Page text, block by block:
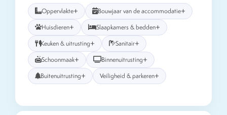
Oppervlakte+ Bouwjaar van de accommodatie+
Huisdieren+ Slaapkamers & bedden+
Keuken & uitrusting+ Sanitair+
Schoonmaak+ Binnenuitrusting+
Buitenuitrusting+ Veiligheid & parkeren+